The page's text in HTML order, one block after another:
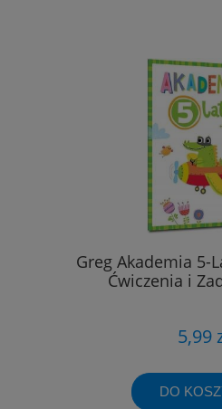
Greg Akademia 5-
Ćwiczenia i
5,99
DO